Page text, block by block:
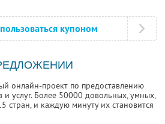
купоном
онлайн-проект по предоставлению
услуг. Более 50000 довольных, умных,
стран, и каждую минуту их становится